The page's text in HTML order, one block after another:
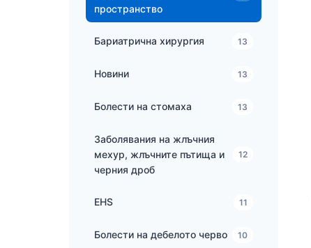
пространство
Бариатрична хирургия 13
Новини 13
Болести на стомаха 13
Заболявания на жлъчния
мехур, жлъчните пътища и
черния дроб
12
EHS 11
Болести на дебелото черво 10